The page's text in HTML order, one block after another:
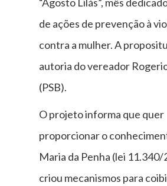
de ações de prevenção à
contra a mulher. A
autoria do vereador
(PSB).
O projeto informa que quer
proporcionar o
Maria da Penha (lei 11.340/
criou mecanismos para